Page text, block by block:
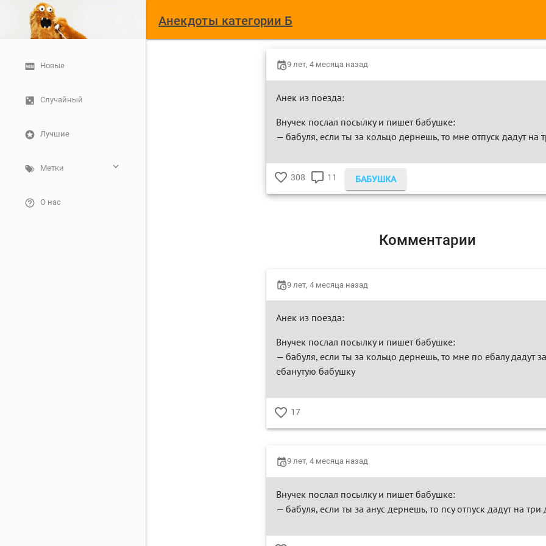
Анекдоты категории Б
Новые
Случайный
Лучшие
Метки
О нас
9 лет, 4 месяца назад
Анек из поезда:
Внучек послал посылку и пишет бабушке:
— бабуля, если ты за кольцо дернешь, то мне отпуск дадут на
♥
308
КОММЕНТАРИЕВ
11 БАБУШКА
Комментарии
9 лет, 4 месяца назад
Анек из поезда:
Внучек послал посылку и пишет бабушке:
— бабуля, если ты за кольцо дернешь, то мне по ебалу дадут
ебанутую бабушку
♥
17
9 лет, 4 месяца назад
Внучек послал посылку и пишет бабушке:
— бабуля, если ты за анус дернешь, то псу отпуск дадут на три